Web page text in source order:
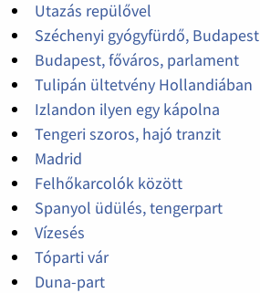
Utazás repülővel
Széchenyi gyógyfürdő, Budapest
Budapest, főváros, parlament
Tulipán ültetvény Hollandiában
Izlandon ilyen egy kápolna
Tengeri szoros, hajó tranzit
Madrid
Felhőkarcolók között
Spanyol üdülés, tengerpart
Vízesés
Tóparti vár
Duna-part